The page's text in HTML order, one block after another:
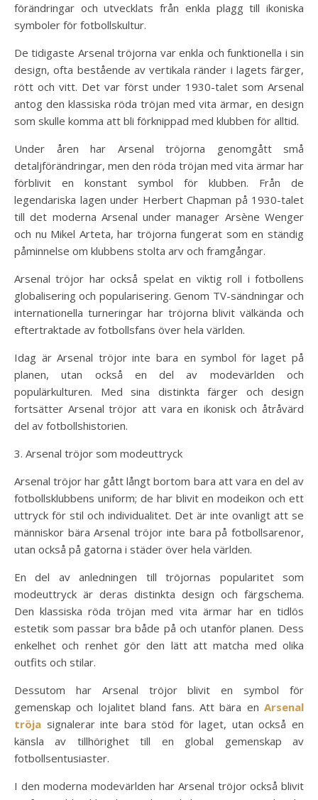
förändringar och utvecklats från enkla plagg till ikoniska
symboler för fotbollskultur.
De tidigaste Arsenal tröjorna var enkla och funktionella i sin
design, ofta bestående av vertikala ränder i lagets färger,
rött och vitt. Det var först under 1930-talet som Arsenal
antog den klassiska röda tröjan med vita ärmar, en design
som skulle komma att bli förknippad med klubben för alltid.
Under åren har Arsenal tröjorna genomgått små
detaljförändringar, men den röda tröjan med vita ärmar har
förblivit en konstant symbol för klubben. Från de
legendariska lagen under Herbert Chapman på 1930-talet
till det moderna Arsenal under manager Arsène Wenger
och nu Mikel Arteta, har tröjorna fungerat som en ständig
påminnelse om klubbens stolta arv och framgångar.
Arsenal tröjor har också spelat en viktig roll i fotbollens
globalisering och popularisering. Genom TV-sändningar och
internationella turneringar har tröjorna blivit välkända och
eftertraktade av fotbollsfans över hela världen.
Idag är Arsenal tröjor inte bara en symbol för laget på
planen, utan också en del av modevärlden och
populärkulturen. Med sina distinkta färger och design
fortsätter Arsenal tröjor att vara en ikonisk och åtråvärd
del av fotbollshistorien.
3. Arsenal tröjor som modeuttryck
Arsenal tröjor har gått långt bortom bara att vara en del av
fotbollsklubbens uniform; de har blivit en modeikon och ett
uttryck för stil och individualitet. Det är inte ovanligt att se
människor bära Arsenal tröjor inte bara på fotbollsarenor,
utan också på gatorna i städer över hela världen.
En del av anledningen till tröjornas popularitet som
modeuttryck är deras distinkta design och färgschema.
Den klassiska röda tröjan med vita ärmar har en tidlös
estetik som passar bra både på och utanför planen. Dess
enkelhet och renhet gör den lätt att matcha med olika
outfits och stilar.
Dessutom har Arsenal tröjor blivit en symbol för
gemenskap och lojalitet bland fans. Att bära en Arsenal
tröja signalerar inte bara stöd för laget, utan också en
känsla av tillhörighet till en global gemenskap av
fotbollsentusiaster.
I den moderna modevärlden har Arsenal tröjor också blivit